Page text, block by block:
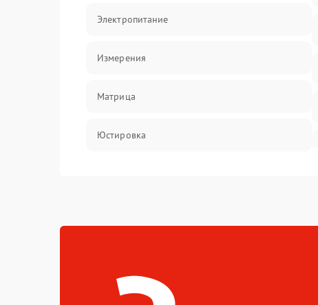
Электропитание
Измерения
Матрица
Юстировка